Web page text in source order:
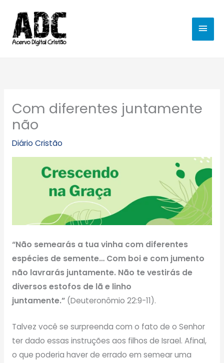
para
conteúdo
Com diferentes juntamente
não
Diário Cristão
“Não semearás a tua vinha com diferentes
espécies de semente… Com boi e com jumento
não lavrarás juntamente. Não te vestirás de
diversos estofos de lã e linho
juntamente.”(Deuteronômio 22:9-11).
Talvez você se surpreenda com o fato de o Senhor
ter dado essas instruções aos filhos de Israel. Afinal,
o que poderia haver de errado em semear uma